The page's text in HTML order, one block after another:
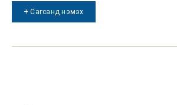
+ Сагсанд нэмэх